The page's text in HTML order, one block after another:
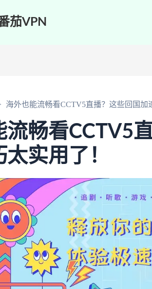
茄VPN
海外也能流畅看CCTV5直播？这些回国加
流畅看CCTV5
实用了！